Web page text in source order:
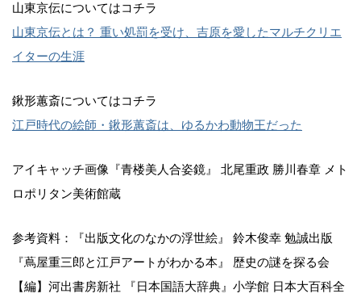
山東京伝についてはコチラ
山東京伝とは？ 重い処罰を受け、吉原を愛したマルチクリエ
イターの生涯
鍬形蕙斎についてはコチラ
江戸時代の絵師・鍬形蕙斎は、ゆるかわ動物王だった
アイキャッチ画像『青楼美人合姿鏡』 北尾重政 勝川春章 メト
ロポリタン美術館蔵
参考資料：『出版文化のなかの浮世絵』 鈴木俊幸 勉誠出版
『蔦屋重三郎と江戸アートがわかる本』 歴史の謎を探る会
【編】河出書房新社 『日本国語大辞典』小学館 日本大百科全